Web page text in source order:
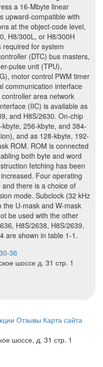
a 16-Mbyte linear
upward-compatible with
at the object-code level,
H8/300L, or H8/300H
for system
(DTC) bus masters,
pulse unit (TPU),
motor control PWM timer
communication interface
area network
(IIC) is available as
and H8S/2630. On-chip
256-kbyte, and 384-
and as 128-kbyte, 192-
ROM. ROM is connected
both byte and word
fetching has been
Four operating
there is a choice of
mode. Subclock (32 kHz
the U-mask and W-mask
be used with the other
H8S/2638, H8S/2639,
are shown in table 1-1.
36
шоссе д. 31 стр. 1
Отзывы Карта сайта
шоссе, д. 31 стр. 1